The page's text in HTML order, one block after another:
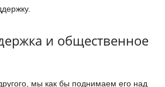
и общественное
мы как бы поднимаем его над